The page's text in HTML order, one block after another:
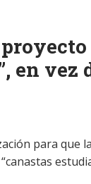
en vez
para que